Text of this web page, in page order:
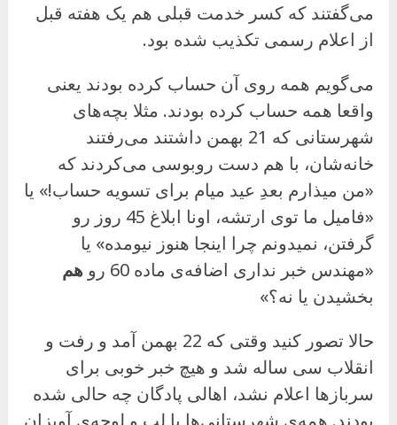
می‌گفتند که کسر خدمت قبلی هم یک هفته قبل
از اعلام رسمی تکذیب شده بود.
می‌گویم همه روی آن حساب کرده بودند یعنی
واقعا همه حساب کرده بودند. مثلا بچه‌های
شهرستانی که 21 بهمن داشتند می‌رفتند
خانه‌شان، با هم دست روبوسی می‌کردند که
«من میذارم بعدِ عید میام برای تسویه حساب!» یا
«فامیل ما توی ارتشه، اونا ابلاغ 45 روز رو
گرفتن، نمیدونم چرا اینجا هنوز نیومده» یا
«مهندس خبر نداری اضافه‌ی ماده 60 رو
هم
بخشیدن یا نه؟»
حالا تصور کنید وقتی که 22 بهمن آمد و رفت و
انقلاب سی ساله شد و هیچ خبر خوبی برای
سربازها اعلام نشد، اهالی پادگان چه حالی شده